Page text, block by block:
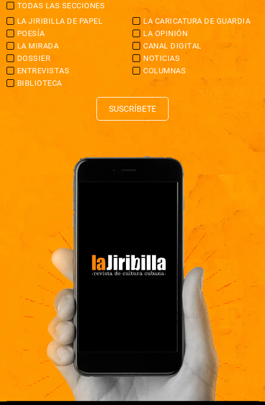
TODAS LAS SECCIONES
LA JIRIBILLA DE PAPEL
LA CARICATURA DE GUARDIA
POESÍA
LA OPINIÓN
LA MIRADA
CANAL DIGITAL
DOSSIER
NOTICIAS
ENTREVISTAS
COLUMNAS
BIBLIOTECA
SUSCRÍBETE